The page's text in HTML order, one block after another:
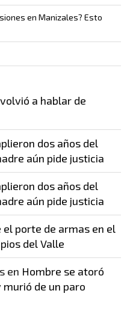
en Manizales? Esto
a hablar de
dos años del
aún pide justicia
dos años del
aún pide justicia
el porte de armas en el
del Valle
en Hombre se atoró
murió de un paro